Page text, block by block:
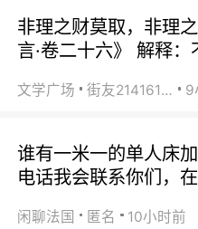
非理之财莫取，非理
言·卷二十六》 解释
文学广场 街友21416156 9
谁有一米一的单人床
电话我会联系你们，
闲聊法国 匿名 10小时前